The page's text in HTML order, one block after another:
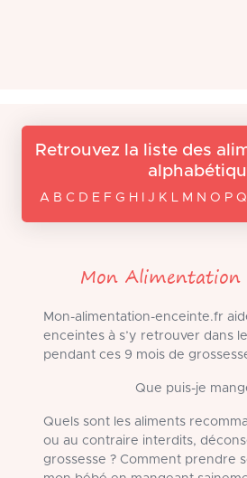
Retrouvez la liste des
A B C D E F G H I J K L M N O P
Mon Alimentation
Mon-alimentation-enceinte.fr
enceintes à s’y retrouver dans
pendant ces 9 mois de
Que puis-je
Quels sont les aliments
ou au contraire interdits,
grossesse ? Comment prendre